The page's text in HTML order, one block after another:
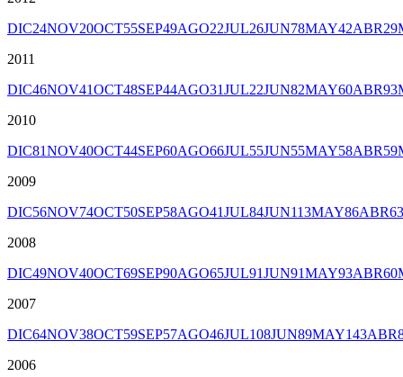
DIC24NOV20OCT55SEP49AGO22JUL26JUN78MAY42ABR29
2011
DIC46NOV41OCT48SEP44AGO31JUL22JUN82MAY60ABR93
2010
DIC81NOV40OCT44SEP60AGO66JUL55JUN55MAY58ABR59
2009
DIC56NOV74OCT50SEP58AGO41JUL84JUN113MAY86ABR63
2008
DIC49NOV40OCT69SEP90AGO65JUL91JUN91MAY93ABR60
2007
DIC64NOV38OCT59SEP57AGO46JUL108JUN89MAY143ABR
2006